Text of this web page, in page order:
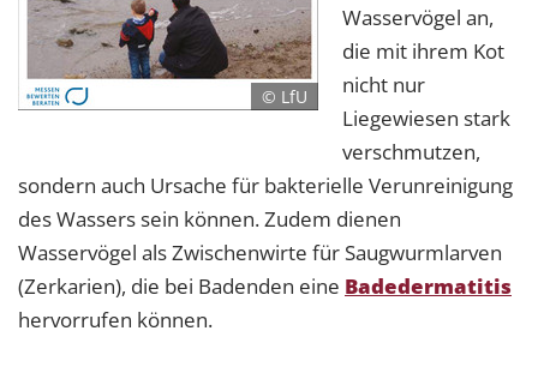
© LfU
Wasservögel an,
die mit ihrem Kot
nicht nur
Liegewiesen stark
verschmutzen,
sondern auch Ursache für bakterielle Verunreinigung
des Wassers sein können. Zudem dienen
Wasservögel als Zwischenwirte für Saugwurmlarven
(Zerkarien), die bei Badenden eine Badedermatitis
hervorrufen können.